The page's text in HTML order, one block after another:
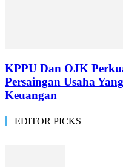
KPPU Dan OJK
Persaingan Usaha
Keuangan
EDITOR PICKS